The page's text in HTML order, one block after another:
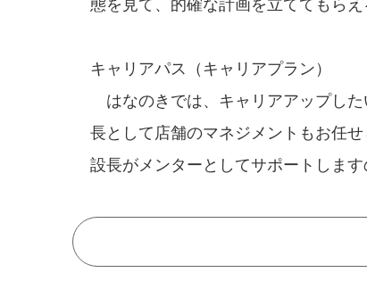
態を見て、的確な計画を立ててもらえ
キャリアパス（キャリアプラン）
はなのきでは、キャリアアップした
長として店舗のマネジメントもお任
設長がメンターとしてサポートしま